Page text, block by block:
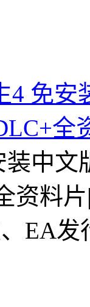
4 免安
全
中文
资料
EA